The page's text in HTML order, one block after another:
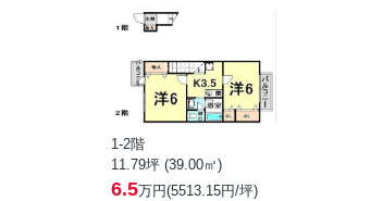
1-2階
11.79坪 (39.00㎡)
6.5万円(5513.15円/坪)